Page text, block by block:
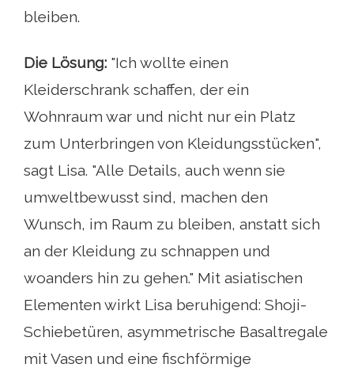
bleiben.
Die Lösung: "Ich wollte einen
Kleiderschrank schaffen, der ein
Wohnraum war und nicht nur ein Platz
zum Unterbringen von Kleidungsstücken",
sagt Lisa. "Alle Details, auch wenn sie
umweltbewusst sind, machen den
Wunsch, im Raum zu bleiben, anstatt sich
an der Kleidung zu schnappen und
woanders hin zu gehen." Mit asiatischen
Elementen wirkt Lisa beruhigend: Shoji-
Schiebetüren, asymmetrische Basaltregale
mit Vasen und eine fischförmige